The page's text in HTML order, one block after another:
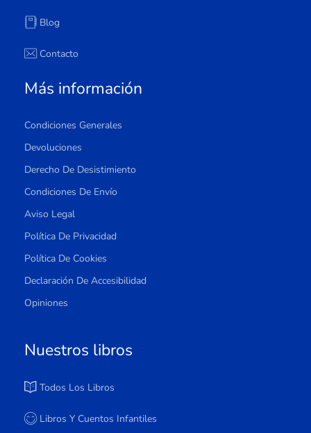
Blog
Contacto
Más información
Condiciones Generales
Devoluciones
Derecho De Desistimiento
Condiciones De Envío
Aviso Legal
Política De Privacidad
Política De Cookies
Declaración De Accesibilidad
Opiniones
Nuestros libros
Todos Los Libros
Libros Y Cuentos Infantiles